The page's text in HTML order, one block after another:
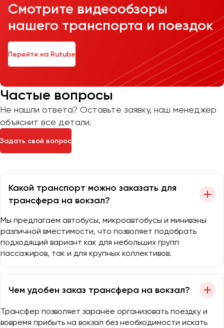
Смотрите видеообзоры
нашего транспорта и поездок
Перейти на Rutube
Частые вопросы
Не нашли ответа? Оставьте заявку, наш менеджер
объяснит все детали.
Задать свой вопрос
Какой транспорт можно заказать для
трансфера на вокзал?
Мы предлагаем автобусы, микроавтобусы и минивэны
различной вместимости, что позволяет подобрать
подходящий вариант как для небольших групп
пассажиров, так и для крупных коллективов.
Чем удобен заказ трансфера на вокзал?
Трансфер позволяет заранее организовать поездку и
вовремя прибыть на вокзал без необходимости искать